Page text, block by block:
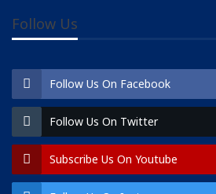
Follow Us
Follow Us On Facebook
Follow Us On Twitter
Subscribe Us On Youtube